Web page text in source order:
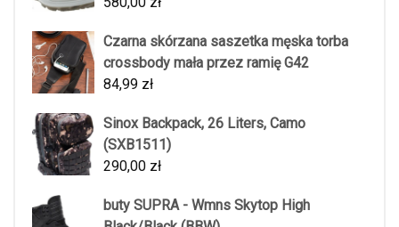
Czarna skórzana saszetka męska torba
crossbody mała przez ramię G42
84,99 zł
Sinox Backpack, 26 Liters, Camo
(SXB1511)
290,00 zł
buty SUPRA - Wmns Skytop High